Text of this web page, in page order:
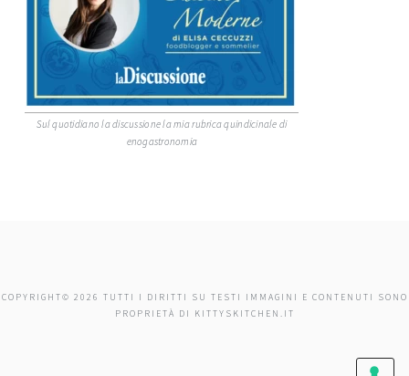
Sul quotidiano la discussione la mia rubrica quindicinale di
enogastronomia
COPYRIGHT© 2026 TUTTI I DIRITTI SU TESTI IMMAGINI E CONTENUTI SONO
PROPRIETÀ DI KITTYSKITCHEN.IT